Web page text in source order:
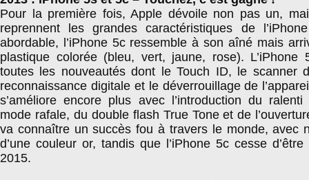
Pour la première fois, Apple dévoile non pas un,
reprennent les grandes caractéristiques de
abordable, l’iPhone 5c ressemble à son aîné mais
plastique colorée (bleu, vert, jaune, rose). L’iPhone
toutes les nouveautés dont le Touch ID, le scanner
reconnaissance digitale et le déverrouillage de
s’améliore encore plus avec l’introduction du
mode rafale, du double flash True Tone et de
va connaître un succès fou à travers le monde, avec
d’une couleur or, tandis que l’iPhone 5c cesse
2015.